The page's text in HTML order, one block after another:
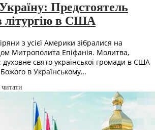
Предстоятель
в США
з усієї Америки зібралися на
Митрополита Епіфанія. Молитва,
духовне свято української громади в США
в Українському…
читати